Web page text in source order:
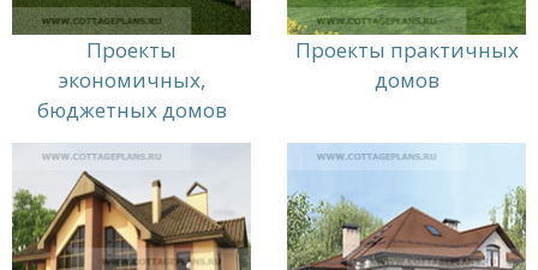
индивидуальным потребностям и
предпочтениям. Мы учитываем все особенности
планировки и дизайна, чтобы создать
идеальный дом для вас и вашей семьи.
проектах и начать работу над своим идеальным
домом уже сегодня! Мы гарантируем высокое
качество работы и профессиональный подход к
каждому проекту. Вместе мы сможем создать дом
Проекты
экономичных,
бюджетных домов
Проекты практичных
домов